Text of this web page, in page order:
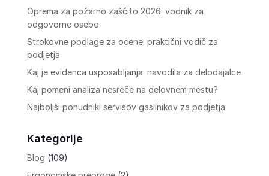
Oprema za požarno zaščito 2026: vodnik za
odgovorne osebe
Strokovne podlage za ocene: praktični vodič za
podjetja
Kaj je evidenca usposabljanja: navodila za delodajalce
Kaj pomeni analiza nesreče na delovnem mestu?
Najboljši ponudniki servisov gasilnikov za podjetja
Kategorije
Blog (109)